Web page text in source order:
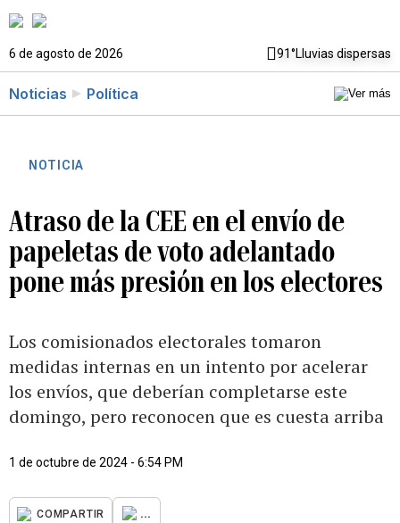
6 de agosto de 2026 91°Lluvias dispersas
Noticias Política
NOTICIA
Atraso de la CEE en el envío de
papeletas de voto adelantado
pone más presión en los electores
Los comisionados electorales tomaron
medidas internas en un intento por acelerar
los envíos, que deberían completarse este
domingo, pero reconocen que es cuesta arriba
1 de octubre de 2024 - 6:54 PM
COMPARTIR ...